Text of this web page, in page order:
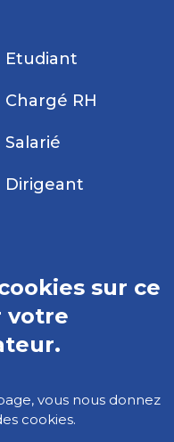
Etudiant
Chargé RH
Salarié
Dirigeant
sur ce
votre
vous nous donnez
cookies.